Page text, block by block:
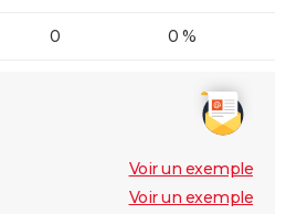
0 0 %
Voir un exemple
Voir un exemple